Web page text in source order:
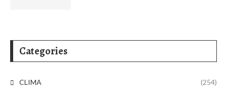
Categories
CLIMA (254)